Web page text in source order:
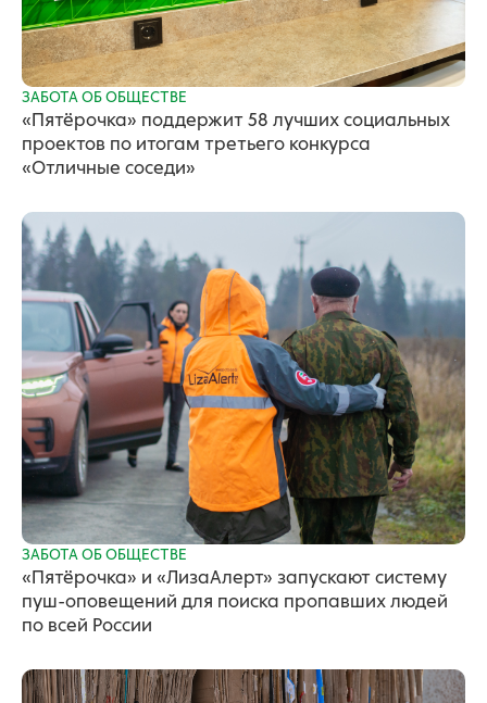
ЗАБОТА ОБ ОБЩЕСТВЕ
«Пятёрочка» поддержит 58 лучших социальных
проектов по итогам третьего конкурса
«Отличные соседи»
ЗАБОТА ОБ ОБЩЕСТВЕ
«Пятёрочка» и «ЛизаАлерт» запускают систему
пуш-оповещений для поиска пропавших людей
по всей России